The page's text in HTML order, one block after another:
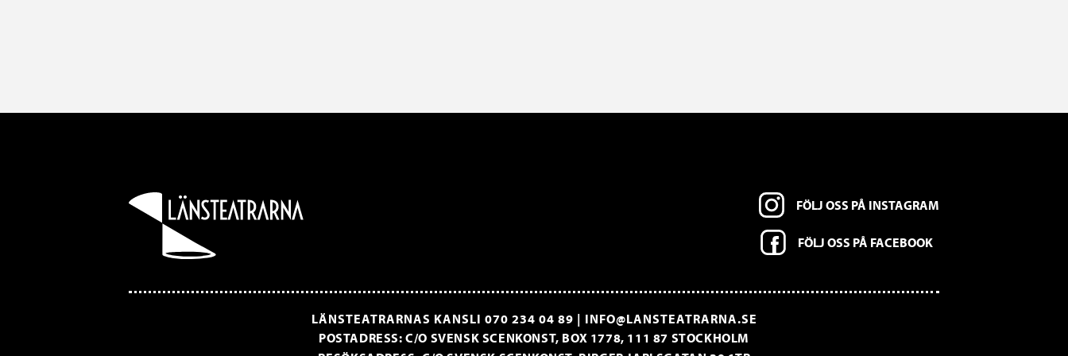
FÖLJ OSS PÅ INSTAGRAM
FÖLJ OSS PÅ FACEBOOK
LÄNSTEATRARNAS KANSLI 070 234 04 89 | INFO@LANSTEATRARNA.SE
POSTADRESS: C/O SVENSK SCENKONST, BOX 1778, 111 87 STOCKHOLM